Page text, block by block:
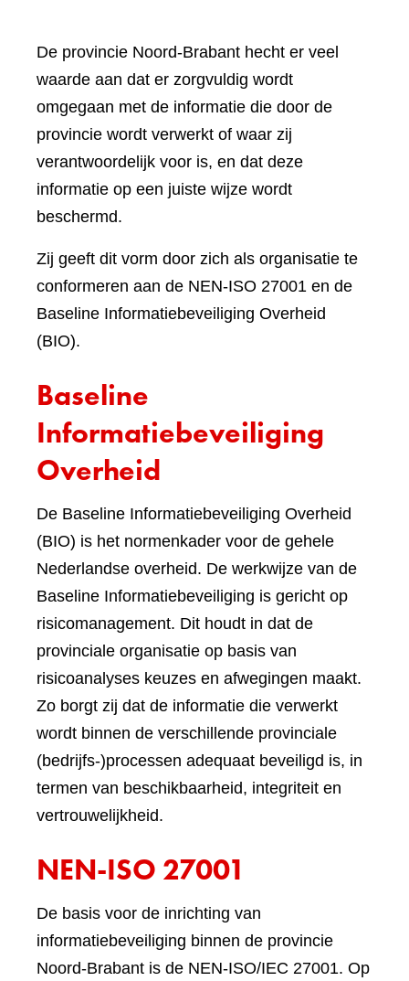
De provincie Noord-Brabant hecht er veel
waarde aan dat er zorgvuldig wordt
omgegaan met de informatie die door de
provincie wordt verwerkt of waar zij
verantwoordelijk voor is, en dat deze
informatie op een juiste wijze wordt
beschermd.
Zij geeft dit vorm door zich als organisatie te
conformeren aan de NEN-ISO 27001 en de
Baseline Informatiebeveiliging Overheid
(BIO).
Baseline
Informatiebeveiliging
Overheid
De Baseline Informatiebeveiliging Overheid
(BIO) is het normenkader voor de gehele
Nederlandse overheid. De werkwijze van de
Baseline Informatiebeveiliging is gericht op
risicomanagement. Dit houdt in dat de
provinciale organisatie op basis van
risicoanalyses keuzes en afwegingen maakt.
Zo borgt zij dat de informatie die verwerkt
wordt binnen de verschillende provinciale
(bedrijfs-)processen adequaat beveiligd is, in
termen van beschikbaarheid, integriteit en
vertrouwelijkheid.
NEN-ISO 27001
De basis voor de inrichting van
informatiebeveiliging binnen de provincie
Noord-Brabant is de NEN-ISO/IEC 27001. Op